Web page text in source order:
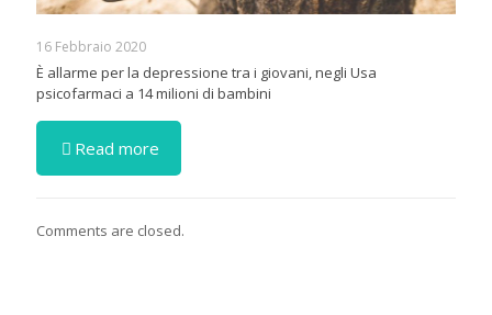
16 Febbraio 2020
È allarme per la depressione tra i giovani, negli Usa
psicofarmaci a 14 milioni di bambini
Read more
Comments are closed.